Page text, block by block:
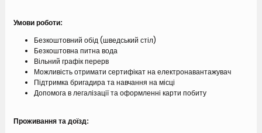
Умови роботи:
Безкоштовний обід (шведський стіл)
Безкоштовна питна вода
Вільний графік перерв
Можливість отримати сертифікат на електронавантажувач
Підтримка бригадира та навчання на місці
Допомога в легалізації та оформленні карти побиту
Проживання та доїзд: